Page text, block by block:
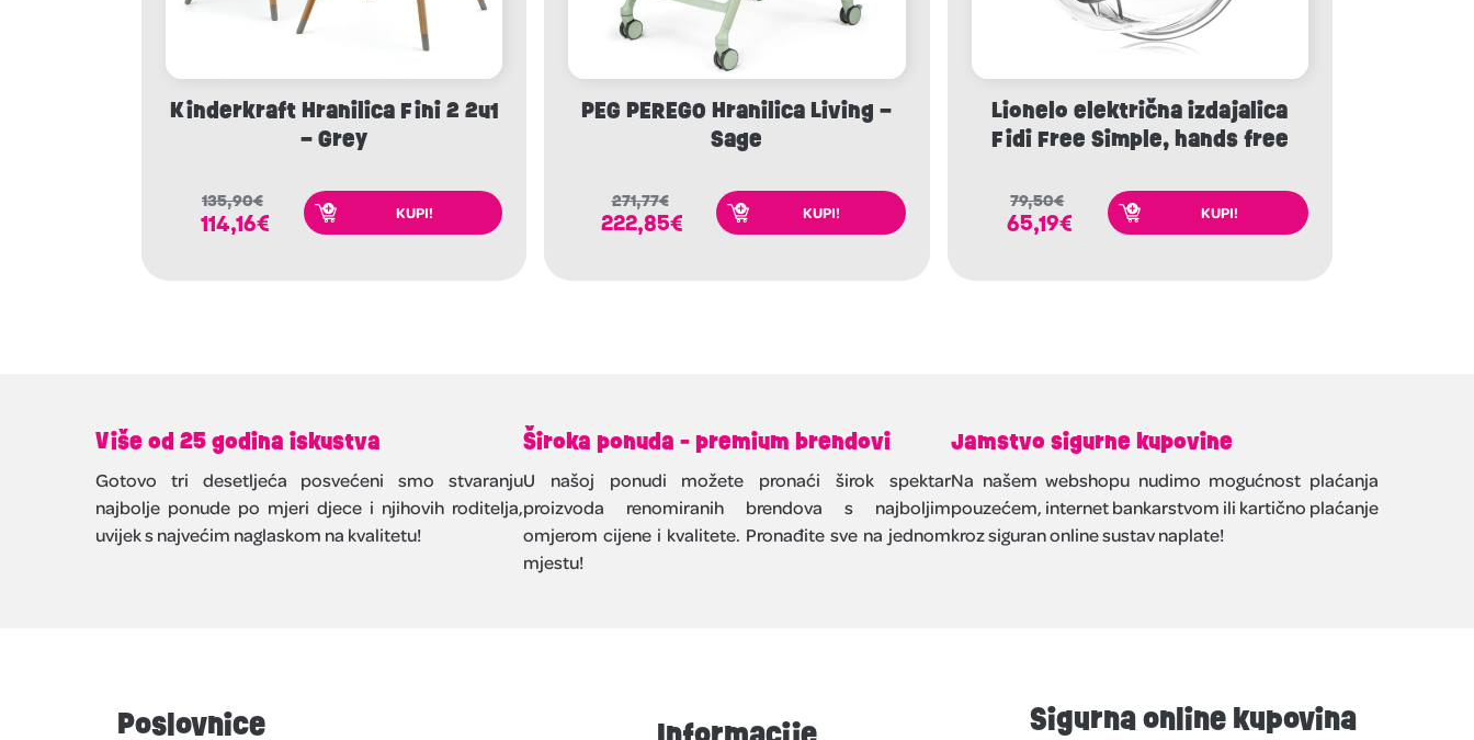
Kinderkraft Hranilica Fini 2 2u1
– Grey
135,90€
114,16€ KUPI!
PEG PEREGO Hranilica Living –
Sage
271,77€
222,85€ KUPI!
Lionelo električna izdajalica
Fidi Free Simple, hands free
79,50€
65,19€ KUPI!
Više od 25 godina iskustva
Gotovo tri desetljeća posvećeni smo stvaranju
najbolje ponude po mjeri djece i njihovih roditelja,
uvijek s najvećim naglaskom na kvalitetu!
Široka ponuda - premium brendovi
U našoj ponudi možete pronaći širok spektar
proizvoda renomiranih brendova s najboljim
omjerom cijene i kvalitete. Pronađite sve na jednom
mjestu!
Jamstvo sigurne kupovine
Na našem webshopu nudimo mogućnost plaćanja
pouzećem, internet bankarstvom ili kartično plaćanje
kroz siguran online sustav naplate!
Poslovnice Sigurna online kupovina